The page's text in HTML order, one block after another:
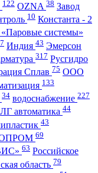
122 OZNA 38 Завод
10 Константа - 2
системы»
Индия 43 Эмерсон
317 Русгидро
Сплав 75 ООО
133
34 водоснабжение 227
ЛГ автоматика 44
43
69
63 Российское
область 79